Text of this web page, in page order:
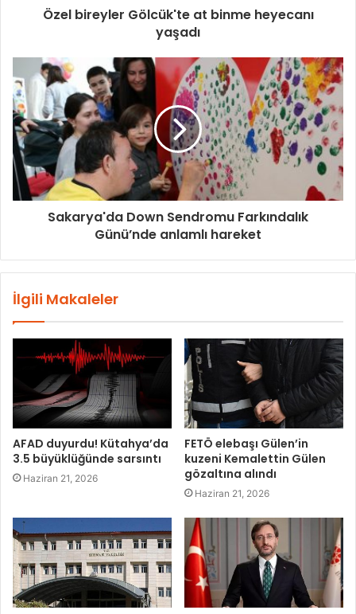
Özel bireyler Gölcük'te at binme heyecanı
yaşadı
Sakarya'da Down Sendromu Farkındalık
Günü’nde anlamlı hareket
İlgili Makaleler
AFAD duyurdu! Kütahya’da
3.5 büyüklüğünde sarsıntı
Haziran 21, 2026
FETÖ elebaşı Gülen’in
kuzeni Kemalettin Gülen
gözaltına alındı
Haziran 21, 2026